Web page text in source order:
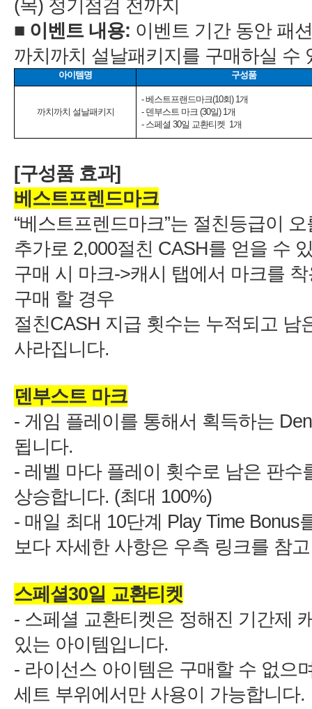
)
:
-
-
(30
- 스페셜 일 교환티켓 1
“베스트프렌드마크”는 절친등급이
2,000
CASH
CASH
-
-
100%)
-
10 Play Time Bonus
- 스페셜 교환티켓은 정해진 기간제
-